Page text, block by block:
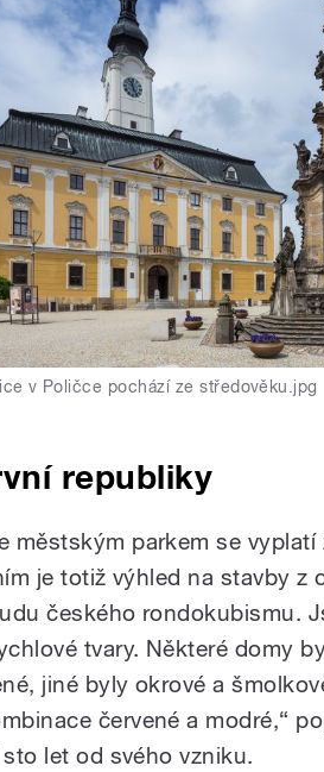
v Poličce pochází ze středověku.jpg
republiky
městským parkem se
je totiž výhled na stavby z
českého rondokubismu.
tvary. Některé domy
jiné byly okrové a
červené a modré,“
let od svého vzniku.